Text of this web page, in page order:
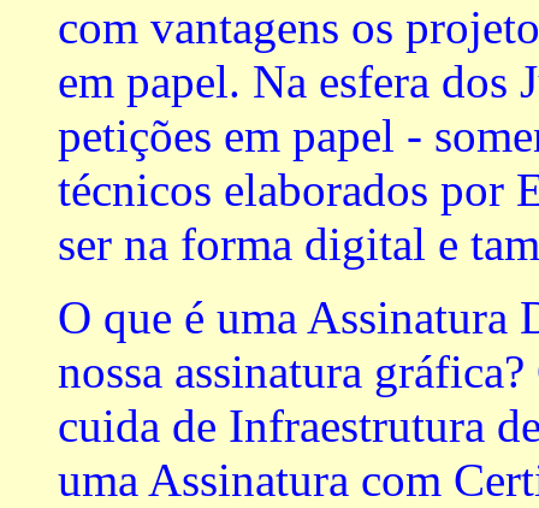
com vantagens os
em papel. Na esfera dos
petições em papel -
técnicos elaborados por
ser na forma digital e
O que é uma Assinatura
nossa assinatura
cuida de Infraestrutura
uma Assinatura com